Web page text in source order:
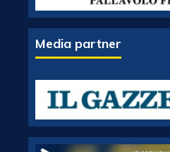
Media partner